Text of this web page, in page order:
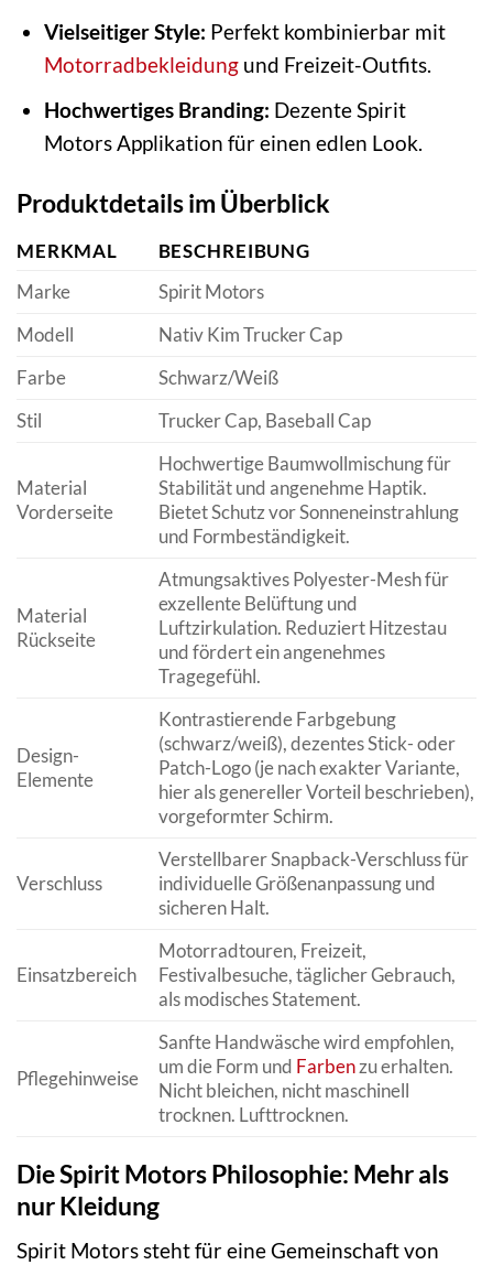
Vielseitiger Style: Perfekt kombinierbar mit
Motorradbekleidungund Freizeit-Outfits.
Hochwertiges Branding: Dezente Spirit
Motors Applikation für einen edlen Look.
Produktdetails im Überblick
MERKMAL
BESCHREIBUNG
Marke
Spirit Motors
Modell
Nativ Kim Trucker Cap
Farbe
Schwarz/Weiß
Stil
Trucker Cap, Baseball Cap
Material
Vorderseite
Hochwertige Baumwollmischung für
Stabilität und angenehme Haptik.
Bietet Schutz vor Sonneneinstrahlung
und Formbeständigkeit.
Material
Rückseite
Atmungsaktives Polyester-Mesh für
exzellente Belüftung und
Luftzirkulation. Reduziert Hitzestau
und fördert ein angenehmes
Tragegefühl.
Design-
Elemente
Kontrastierende Farbgebung
(schwarz/weiß), dezentes Stick- oder
Patch-Logo (je nach exakter Variante,
hier als genereller Vorteil beschrieben),
vorgeformter Schirm.
Verschluss
Verstellbarer Snapback-Verschluss für
individuelle Größenanpassung und
sicheren Halt.
Einsatzbereich
Motorradtouren, Freizeit,
Festivalbesuche, täglicher Gebrauch,
als modisches Statement.
Pflegehinweise
Sanfte Handwäsche wird empfohlen,
um die Form und Farbenzu erhalten.
Nicht bleichen, nicht maschinell
trocknen. Lufttrocknen.
Die Spirit Motors Philosophie: Mehr als
nur Kleidung
Spirit Motors steht für eine Gemeinschaft von